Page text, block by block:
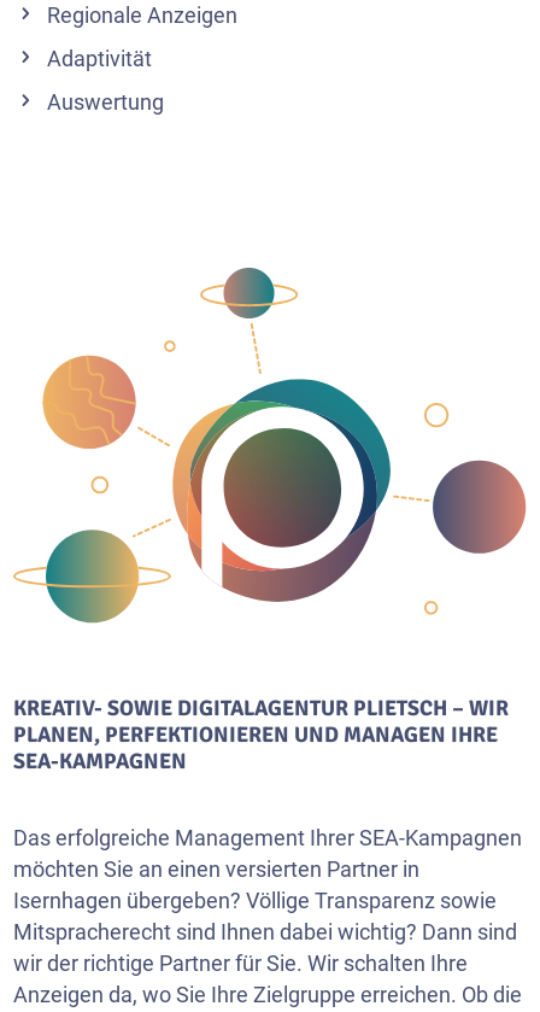
Regionale Anzeigen
Adaptivität
Auswertung
KREATIV- SOWIE DIGITALAGENTUR PLIETSCH – WIR
PLANEN, PERFEKTIONIEREN UND MANAGEN IHRE
SEA-KAMPAGNEN
Das erfolgreiche Management Ihrer SEA-Kampagnen
möchten Sie an einen versierten Partner in
Isernhagen übergeben? Völlige Transparenz sowie
Mitspracherecht sind Ihnen dabei wichtig? Dann sind
wir der richtige Partner für Sie. Wir schalten Ihre
Anzeigen da, wo Sie Ihre Zielgruppe erreichen. Ob die